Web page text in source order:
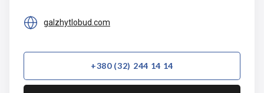
 galzhytlobud.com
+380 (32) 244 14 14